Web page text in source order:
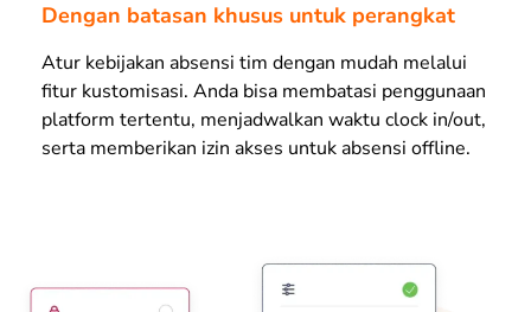
Dengan batasan khusus untuk perangkat
Atur kebijakan absensi tim dengan mudah melalui
fitur kustomisasi. Anda bisa membatasi penggunaan
platform tertentu, menjadwalkan waktu clock in/out,
serta memberikan izin akses untuk absensi offline.